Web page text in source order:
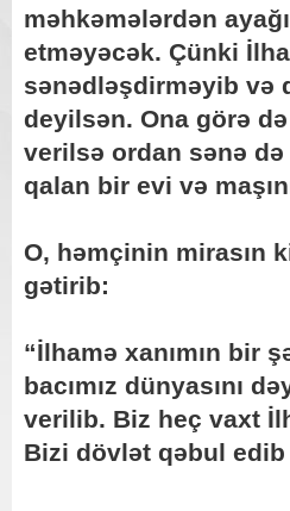
məhkəmələrdən
etməyəcək. Çünki
sənədləşdirməyib və
deyilsən. Ona görə
verilsə ordan sənə
qalan bir evi və
O, həmçinin mirasın
gətirib:
“İlhamə xanımın bir
bacımız dünyasını
verilib. Biz heç vaxt
Bizi dövlət qəbul